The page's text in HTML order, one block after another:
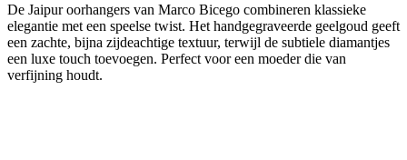
De Jaipur oorhangers van Marco Bicego combineren klassieke
elegantie met een speelse twist. Het handgegraveerde geelgoud geeft
een zachte, bijna zijdeachtige textuur, terwijl de subtiele diamantjes
een luxe touch toevoegen. Perfect voor een moeder die van
verfijning houdt.